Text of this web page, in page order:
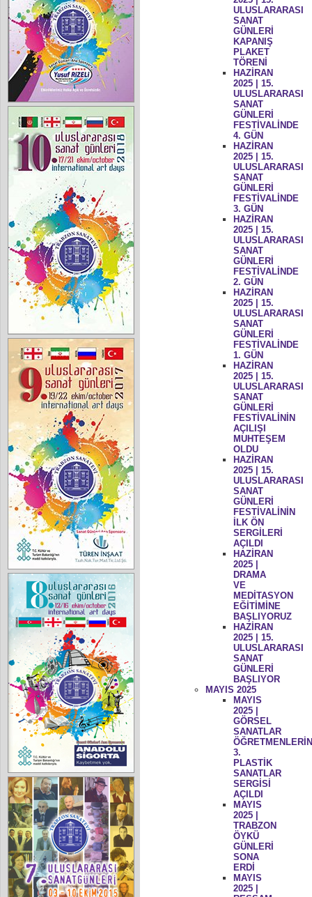
ULUSLARARASI
SANAT
GÜNLERİ
KAPANIŞ
PLAKET
TÖRENİ
HAZİRAN
2025 | 15.
ULUSLARARASI
SANAT
GÜNLERİ
FESTİVALİNDE
4. GÜN
HAZİRAN
2025 | 15.
ULUSLARARASI
SANAT
GÜNLERİ
FESTİVALİNDE
3. GÜN
HAZİRAN
2025 | 15.
ULUSLARARASI
SANAT
GÜNLERİ
FESTİVALİNDE
2. GÜN
HAZİRAN
2025 | 15.
ULUSLARARASI
SANAT
GÜNLERİ
FESTİVALİNDE
1. GÜN
HAZİRAN
2025 | 15.
ULUSLARARASI
SANAT
GÜNLERİ
FESTİVALİNİN
AÇILIŞI
MUHTEŞEM
OLDU
HAZİRAN
2025 | 15.
ULUSLARARASI
SANAT
GÜNLERİ
FESTİVALİNİN
İLK ÖN
SERGİLERİ
AÇILDI
HAZİRAN
2025 |
DRAMA
VE
MEDİTASYON
EĞİTİMİNE
BAŞLIYORUZ
HAZİRAN
2025 | 15.
ULUSLARARASI
SANAT
GÜNLERİ
BAŞLIYOR
MAYIS 2025
MAYIS
2025 |
GÖRSEL
SANATLAR
3.
PLASTİK
SANATLAR
SERGİSİ
AÇILDI
MAYIS
2025 |
TRABZON
ÖYKÜ
GÜNLERİ
SONA
ERDİ
MAYIS
2025 |